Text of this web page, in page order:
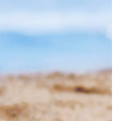
opbergmand ivoor
€29,95